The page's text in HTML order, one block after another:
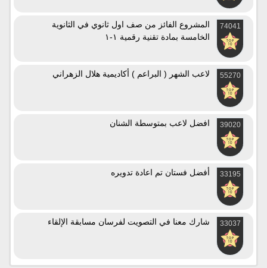
74041
المشروع الفائز من صف اول ثانوي في الثانوية
الخامسة بمادة تقنية رقمية ١-١
55270 لاعب الشهر ( البراعم ) أكاديمية هلال الزهراني
39020 افضل لاعب بمتوسطة الشنان
33195 أفضل فستان تم اعادة تدويره
33037 شارك معنا في التصويت لفرسان مسابقة الإلقاء